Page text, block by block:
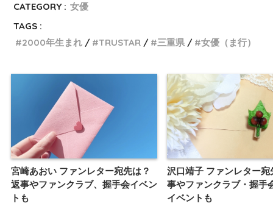
CATEGORY : 女優
TAGS :
2000年生まれ
TRUSTAR 三重県 女優（ま行）
宮崎あおい ファンレター宛先は？
返事やファンクラブ、握手会イベン
トも
沢口靖子 ファンレター宛
事やファンクラブ・握手
イベントも